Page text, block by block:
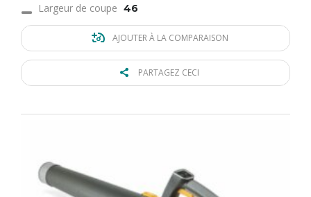
Largeur de coupe 46
AJOUTER À LA COMPARAISON
PARTAGEZ CECI